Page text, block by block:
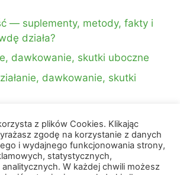
— suplementy, metody, fakty i
działa?
dawkowanie, skutki uboczne
dawkowanie, skutki
z plików Cookies. Klikając
zgodę na korzystanie z danych
i wydajnego funkcjonowania strony,
statystycznych,
W każdej chwili możesz